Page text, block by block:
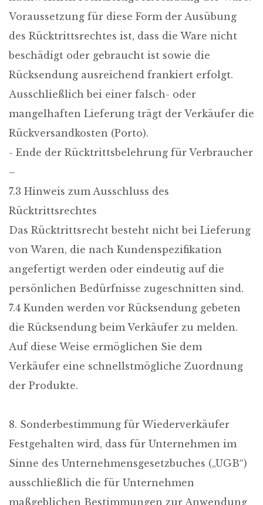
Voraussetzung für diese Form der Ausübung
des Rücktrittsrechtes ist, dass die Ware nicht
beschädigt oder gebraucht ist sowie die
Rücksendung ausreichend frankiert erfolgt.
Ausschließlich bei einer falsch- oder
mangelhaften Lieferung trägt der Verkäufer die
Rückversandkosten (Porto).
- Ende der Rücktrittsbelehrung für Verbraucher
–
7.3 Hinweis zum Ausschluss des
Rücktrittsrechtes
Das Rücktrittsrecht besteht nicht bei Lieferung
von Waren, die nach Kundenspezifikation
angefertigt werden oder eindeutig auf die
persönlichen Bedürfnisse zugeschnitten sind.
7.4 Kunden werden vor Rücksendung gebeten
die Rücksendung beim Verkäufer zu melden.
Auf diese Weise ermöglichen Sie dem
Verkäufer eine schnellstmögliche Zuordnung
der Produkte.
8. Sonderbestimmung für Wiederverkäufer
Festgehalten wird, dass für Unternehmen im
Sinne des Unternehmensgesetzbuches („UGB“)
ausschließlich die für Unternehmen
maßgeblichen Bestimmungen zur Anwendung